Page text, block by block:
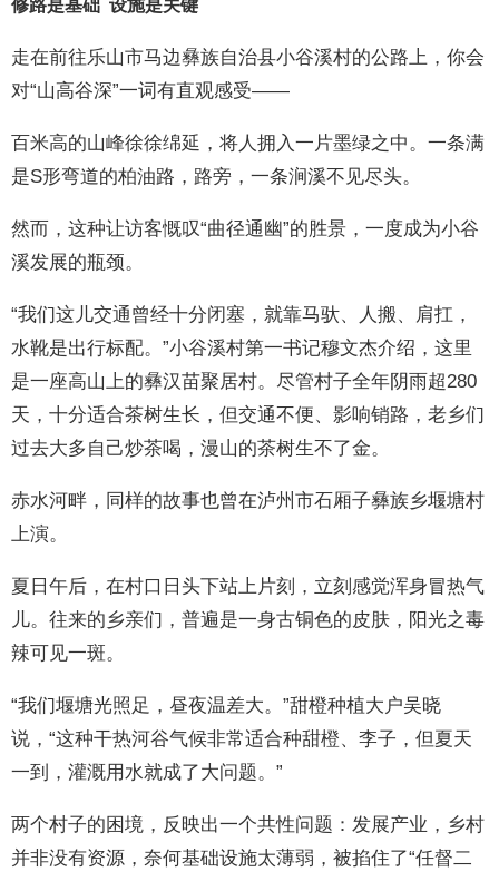
修路是基础 设施是关键
走在前往乐山市马边彝族自治县小谷溪村的公路上，你会
对“山高谷深”一词有直观感受——
百米高的山峰徐徐绵延，将人拥入一片墨绿之中。一条满
是S形弯道的柏油路，路旁，一条涧溪不见尽头。
然而，这种让访客慨叹“曲径通幽”的胜景，一度成为小谷
溪发展的瓶颈。
“我们这儿交通曾经十分闭塞，就靠马驮、人搬、肩扛，
水靴是出行标配。”小谷溪村第一书记穆文杰介绍，这里
是一座高山上的彝汉苗聚居村。尽管村子全年阴雨超280
天，十分适合茶树生长，但交通不便、影响销路，老乡们
过去大多自己炒茶喝，漫山的茶树生不了金。
赤水河畔，同样的故事也曾在泸州市石厢子彝族乡堰塘村
上演。
夏日午后，在村口日头下站上片刻，立刻感觉浑身冒热气
儿。往来的乡亲们，普遍是一身古铜色的皮肤，阳光之毒
辣可见一斑。
“我们堰塘光照足，昼夜温差大。”甜橙种植大户吴晓
说，“这种干热河谷气候非常适合种甜橙、李子，但夏天
一到，灌溉用水就成了大问题。”
两个村子的困境，反映出一个共性问题：发展产业，乡村
并非没有资源，奈何基础设施太薄弱，被掐住了“任督二